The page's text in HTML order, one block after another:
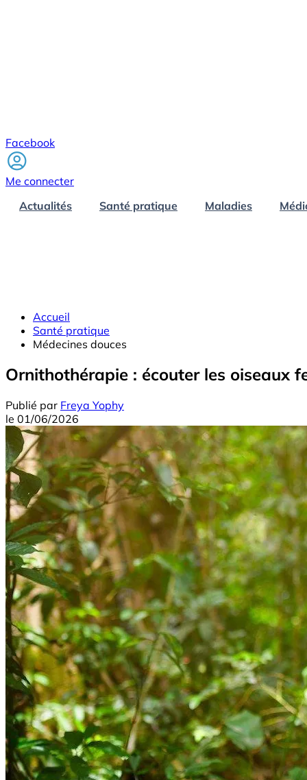
Facebook
Me connecter
Actualités
Santé pratique Maladies
Accueil
Santé pratique
Médecines douces
Ornithothérapie : écouter les oiseaux
Publié par Freya Yophy
le 01/06/2026